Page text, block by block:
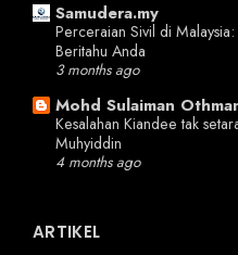
Samudera.my
Perceraian Sivil di
Beritahu Anda
3 months ago
Mohd Sulaiman
Kesalahan Kiandee tak
Muhyiddin
4 months ago
ARTIKEL